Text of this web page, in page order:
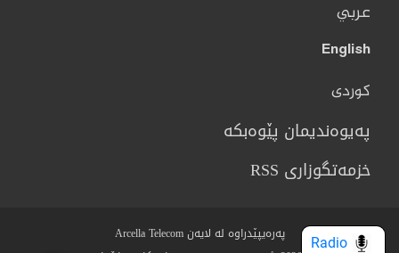
عربي
English
کوردی
پەیوەندیمان پێوەبکە
خزمەتگوزاری RSS
پەرەیپێدراوە لە لایەن Arcella Telecom
Radio